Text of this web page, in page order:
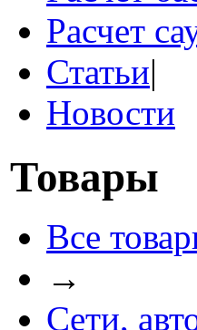
Расчет
Статьи|
Новости
Товары
Все
→
Сети,